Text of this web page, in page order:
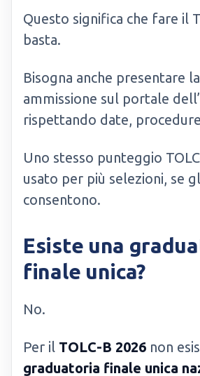
Questo significa che fare il
basta.
Bisogna anche presentare
ammissione sul portale
rispettando date,
Uno stesso punteggio
usato per più selezioni, se
consentono.
Esiste una
finale unica?
No.
Per il TOLC-B 2026 non
graduatoria finale unica